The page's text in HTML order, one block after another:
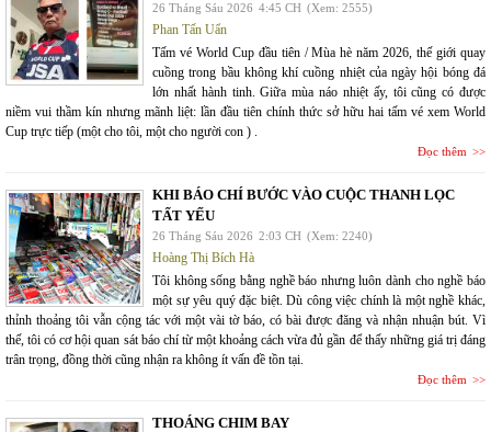
26 Tháng Sáu 2026 4:45 CH (Xem: 2555)
Phan Tấn Uẩn
Tấm vé World Cup đầu tiên / Mùa hè năm 2026, thế giới quay
cuồng trong bầu không khí cuồng nhiệt của ngày hội bóng đá
lớn nhất hành tinh. Giữa mùa náo nhiệt ấy, tôi cũng có được
niềm vui thầm kín nhưng mãnh liệt: lần đầu tiên chính thức sở hữu hai tấm vé xem World
Cup trực tiếp (một cho tôi, một cho người con ) .
Đọc thêm
KHI BÁO CHÍ BƯỚC VÀO CUỘC THANH LỌC
TẤT YẾU
26 Tháng Sáu 2026 2:03 CH (Xem: 2240)
Hoàng Thị Bích Hà
Tôi không sống bằng nghề báo nhưng luôn dành cho nghề báo
một sự yêu quý đặc biệt. Dù công việc chính là một nghề khác,
thỉnh thoảng tôi vẫn cộng tác với một vài tờ báo, có bài được đăng và nhận nhuận bút. Vì
thế, tôi có cơ hội quan sát báo chí từ một khoảng cách vừa đủ gần để thấy những giá trị đáng
trân trọng, đồng thời cũng nhận ra không ít vấn đề tồn tại.
Đọc thêm
THOÁNG CHIM BAY